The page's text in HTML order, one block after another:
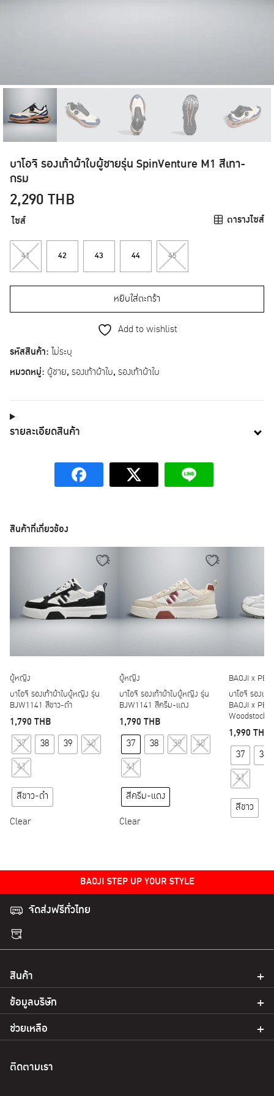
บาโอจิ รองเท้าผ้าใบผู้ชายรุ่น SpinVenture M1 สีเทา-
กรม
2,290 THB
ไซส์
41 42 43 44 45
ตารางไซส์
หยิบใส่ตะกร้า
Add to wishlist
รหัสสินค้า: ไม่ระบุ
หมวดหมู่: ผู้ชาย, รองเท้าผ้าใบ, รองเท้าผ้าใบ
รายละเอียดสินค้า
สินค้าที่เกี่ยวข้อง
ผู้หญิง
บาโอจิ รองเท้าผ้าใบผู้หญิง รุ่น
BJW1141 สีขาว-ดำ
1,790 THB
This product has multiple variants. The options may
37 38 39
40
41
สีขาว-ดำ
Clear
ผู้หญิง
บาโอจิ รองเท้าผ้าใบผู้หญิง รุ่น
BJW1141 สีครีม-แดง
1,790THB
This product has
37 38 39
40
41
สีครีม-แดง
Clear
BAOJI x
บาโอจิ รองเ
BAOJI x
Woodstock
1,990THB
37
38
41
สีขาว
BAOJI STEP UP YOUR STYLE
จัดส่งฟรีทั่วไทย
สินค้า
ข้อมูลบริษัท
ช่วยเหลือ
ติดตามเรา